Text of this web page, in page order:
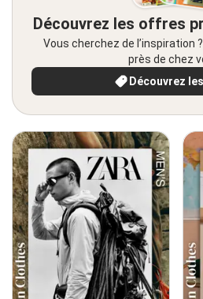
Découvrez les offres
Vous cherchez de l’inspiration
près de chez
Découvrez